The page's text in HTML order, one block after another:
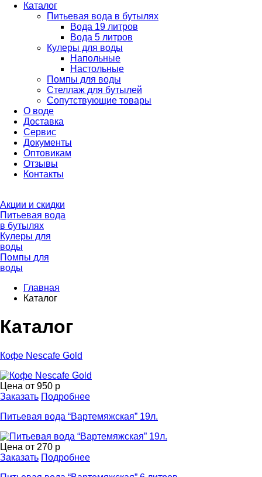
Каталог
Питьевая вода в бутылях
Вода 19 литров
Вода 5 литров
Кулеры для воды
Напольные
Настольные
Помпы для воды
Стеллаж для бутылей
Сопутствующие товары
О воде
Доставка
Сервис
Документы
Оптовикам
Отзывы
Контакты
Акции и скидки
Питьевая вода
в бутылях
Кулеры для
воды
Помпы для
воды
Главная
Каталог
Каталог
Кофе Nescafe Gold
Цена от 950 р
Заказать Подробнее
Питьевая вода “Вартемяжская” 19л.
Цена от 270 р
Заказать Подробнее